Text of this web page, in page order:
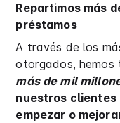
Repartimos más
préstamos
A través de los
otorgados,
más de mil
nuestros clientes
empezar o